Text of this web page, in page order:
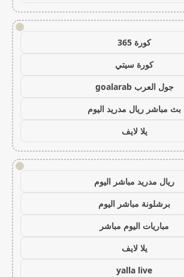
!
كورة 365
كورة سيتي
جول العرب goalarab
بث مباشر ريال مدريد اليوم
يلا لايف
!
ريال مدريد مباشر اليوم
برشلونة مباشر اليوم
مباريات اليوم مباشر
يلا لايف
yalla live